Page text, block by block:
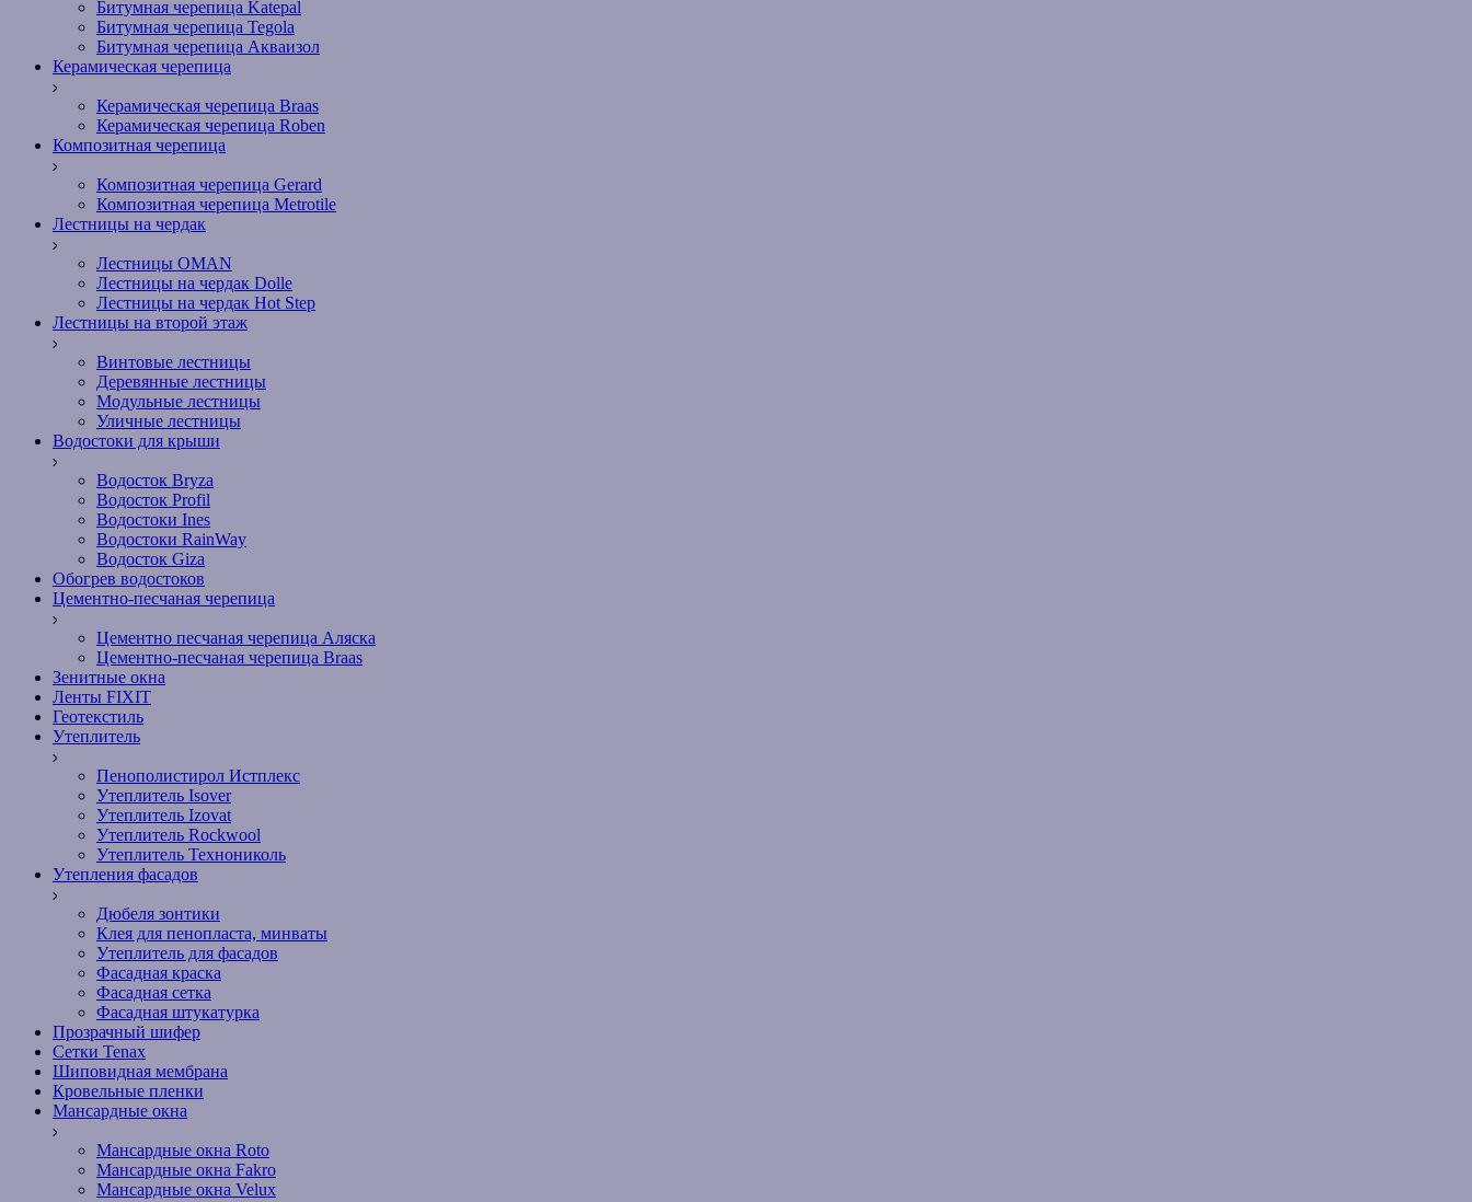
Битумная черепица Katepal
Битумная черепица Tegola
Битумная черепица Акваизол
Керамическая черепица
Керамическая черепица Braas
Керамическая черепица Roben
Композитная черепица
Композитная черепица Gerard
Композитная черепица Metrotile
Лестницы на чердак
Лестницы OMAN
Лестницы на чердак Dolle
Лестницы на чердак Hot Step
Лестницы на второй этаж
Винтовые лестницы
Деревянные лестницы
Модульные лестницы
Уличные лестницы
Водостоки для крыши
Водосток Bryza
Водосток Profil
Водостоки Ines
Водостоки RainWay
Водосток Giza
Обогрев водостоков
Цементно-песчаная черепица
Цементно песчаная черепица Аляска
Цементно-песчаная черепица Braas
Зенитные окна
Ленты FIXIT
Геотекстиль
Утеплитель
Пенополистирол Истплекс
Утеплитель Isover
Утеплитель Izovat
Утеплитель Rockwool
Утеплитель Технониколь
Утепления фасадов
Дюбеля зонтики
Клея для пенопласта, минваты
Утеплитель для фасадов
Фасадная краска
Фасадная сетка
Фасадная штукатурка
Прозрачный шифер
Сетки Tenax
Шиповидная мембрана
Кровельные пленки
Мансардные окна
Мансардные окна Roto
Мансардные окна Fakro
Мансардные окна Velux